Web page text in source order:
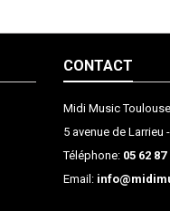
CONTACT
Midi Music Toulouse
5 avenue de Larrieu
Téléphone: 05 62 87
Email: